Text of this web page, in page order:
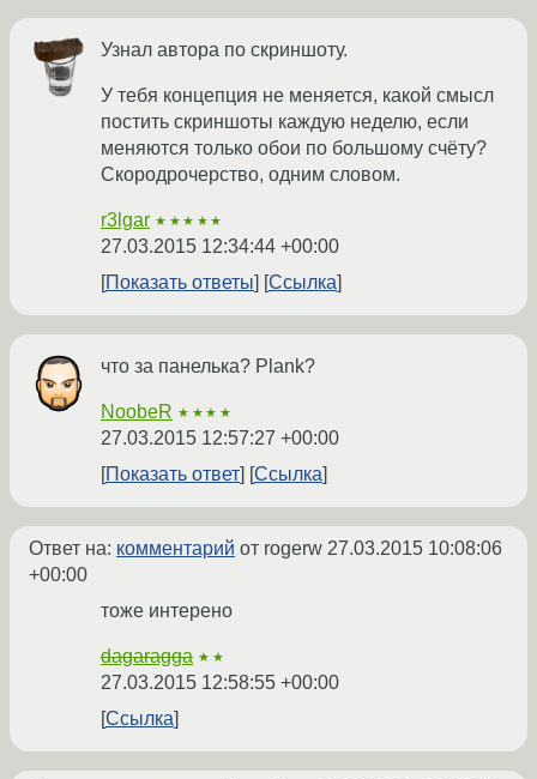
Узнал автора по скриншоту.
У тебя концепция не меняется, какой смысл
постить скриншоты каждую неделю, если
меняются только обои по большому счёту?
Скородрочерство, одним словом.
r3lgar ★★★★★
27.03.2015 12:34:44 +00:00
Показать ответы
Ссылка
что за панелька? Plank?
NoobeR ★★★★
27.03.2015 12:57:27 +00:00
Показать ответ
Ссылка
Ответ на: комментарий от rogerw 27.03.2015 10:08:06
+00:00
тоже интерено
dagaragga ★★
27.03.2015 12:58:55 +00:00
Ссылка